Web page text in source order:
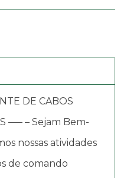
DE CABOS
—– – Sejam Bem-
nossas atividades
de comando